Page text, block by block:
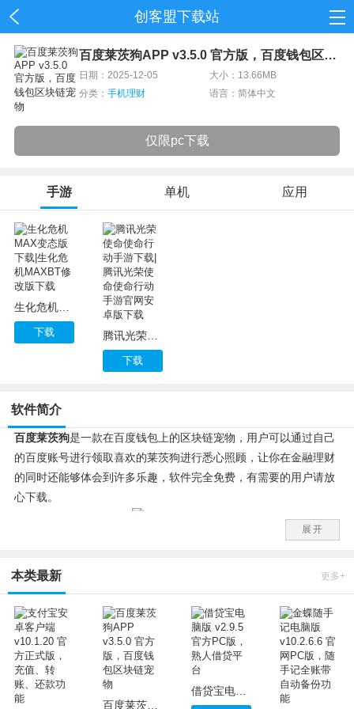
创客盟下载站
首页
应用
资讯
百度莱茨狗APP v3.5.0 官方版，百度钱包区块链宠物
日期：2025-12-05
大小：13.66MB
分类： 手机理财 语言：简体中文
仅限pc下载
手游 单机 应用
生化危机MAX变态版下载|生化危机MAXBT修改版下载
下载 腾讯光荣使命使命行动手游下载|腾讯光荣使命使命行动手游官网安卓版下载
下载
软件简介
百度莱茨狗是一款在百度钱包上的区块链宠物，用户可以通过自己
的百度账号进行领取喜欢的莱茨狗进行悉心照顾，让你在金融理财
的同时还能够体会到许多乐趣，软件完全免费，有需要的用户请放
心下载。
百度相关负责人回应称，百度金融区块链实验室数字狗仅在内部测
试阶段，是区块链技术应用领域的一次尝试。
众所周知，基于以太坊的养猫游戏CryptoKitties推出一天后便如病
毒版扩散，火热得造成了以太坊网络长时间、大范围的拥堵，当然
随之收获了一大批用户。
同样，如果“莱茨狗”能够借用人们对宠物的热情，也获得上述的市
场效果，那么直接受益的就不是每次交易的5微分手续费，而是百
展开
本类最新 更多+
百度莱茨狗APP v3.5.0 官方版，百度钱包区块链宠物
借贷宝电脑版 v2.9.5 官方PC版，熟人借贷平台